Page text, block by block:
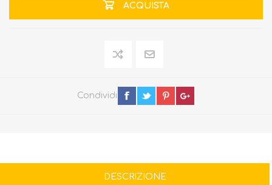
ACQUISTA
Condividi
DESCRIZIONE